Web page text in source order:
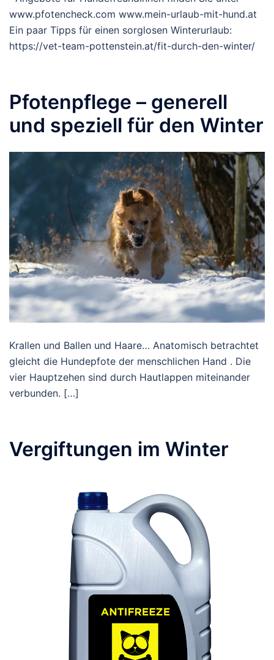
www.pfotencheck.com www.mein-urlaub-mit-hund.at
Ein paar Tipps für einen sorglosen Winterurlaub:
https://vet-team-pottenstein.at/fit-durch-den-winter/
Pfotenpflege – generell
und speziell für den Winter
Krallen und Ballen und Haare… Anatomisch betrachtet
gleicht die Hundepfote der menschlichen Hand . Die
vier Hauptzehen sind durch Hautlappen miteinander
verbunden. […]
Vergiftungen im Winter